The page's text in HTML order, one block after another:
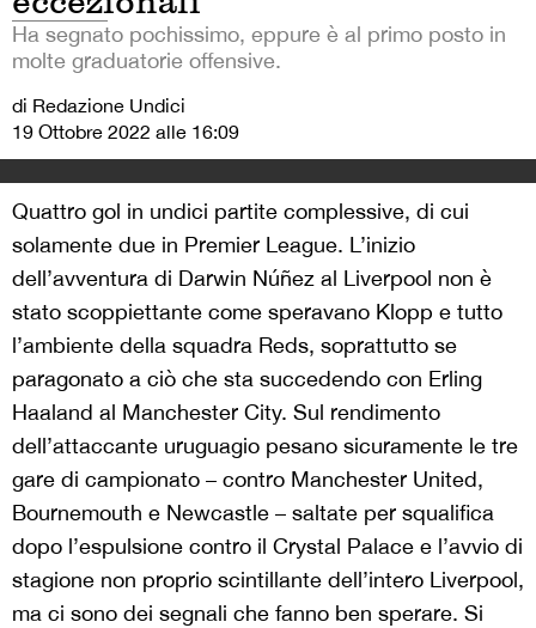
Ha segnato pochissimo, eppure è al primo posto in
molte graduatorie offensive.
di Redazione Undici
19 Ottobre 2022 alle 16:09
Quattro gol in undici partite complessive, di cui
solamente due in Premier League. L’inizio
dell’avventura di Darwin Núñez al Liverpool non è
stato scoppiettante come speravano Klopp e tutto
l’ambiente della squadra Reds, soprattutto se
paragonato a ciò che sta succedendo con Erling
Haaland al Manchester City. Sul rendimento
dell’attaccante uruguagio pesano sicuramente le tre
gare di campionato – contro Manchester United,
Bournemouth e Newcastle – saltate per squalifica
dopo l’espulsione contro il Crystal Palace e l’avvio di
stagione non proprio scintillante dell’intero Liverpool,
ma ci sono dei segnali che fanno ben sperare. Si